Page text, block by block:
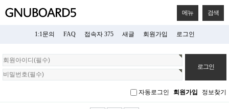
메뉴 검색
1:1문의 FAQ 접속자 375 새글 회원가입 로그인
회
원
로
자동로그인 회원가입 정보찾기